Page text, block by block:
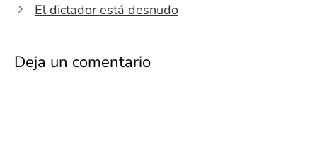
El dictador está desnudo
Deja un comentario